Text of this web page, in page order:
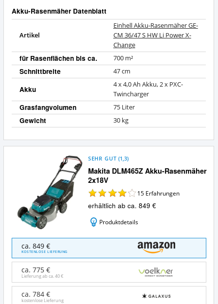
Akku-Rasenmäher Datenblatt
Artikel
Einhell Akku-Rasenmäher GE-
CM 36/47 S HW Li Power X-
Change
für Rasenflächen bis ca. 700 m²
Schnittbreite 47 cm
Akku
4 x 4,0 Ah Akku, 2 x PXC-
Twincharger
Grasfangvolumen 75 Liter
Gewicht 30 kg
Makita DLM465Z Akku-Rasenmäher
2x18V
SEHR GUT (1,3)
15 Erfahrungen
erhältlich ab ca. 849 €
Produktdetails
DLM465Z
Akku-
Rasenmäher
2x18V
Angebote:
ca. 849 €
KOSTENLOSE LIEFERUNG
ca. 775 €
Lieferung ab ca.40 €
ca. 784 €
kostenlose Lieferung